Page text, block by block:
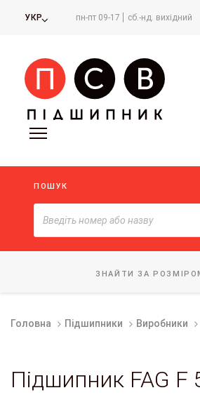
УКР пн-пт 09-17 сб.-нд. вихідний
ПОШУК
ЗНАЙТИ ЗА
Головна Підшипники Виробники
Підшипник FAG F